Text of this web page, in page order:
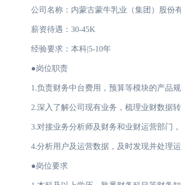
公司名称：内蒙古蒙牛乳业（集团）股份
薪资待遇：30-45K
经验要求：本科|5-10年
●岗位职责
1.负责财务中台费用，预算等模块的产品规
2.深入了解公司现有业务，梳理业财数据转
3.对接业务分析师及财务和业财运营部门，
4.分析用户及运营数据，及时发现并处理运
●岗位要求